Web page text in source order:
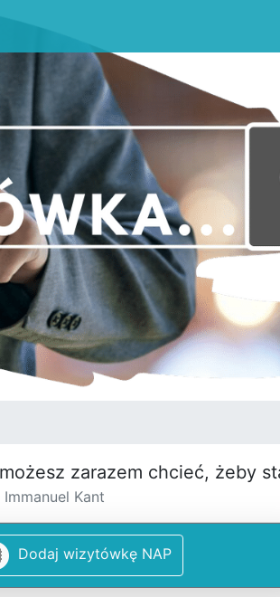
za­razem chcieć, żeby
Immanuel Kant
Dodaj wizytówkę NAP